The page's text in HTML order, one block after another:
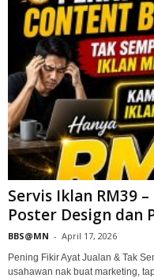
Servis Iklan RM39
Poster Design dan
BBS@MN - April 17, 2026
Pening Fikir Ayat Jualan & Tak
usahawan nak buat marketing,